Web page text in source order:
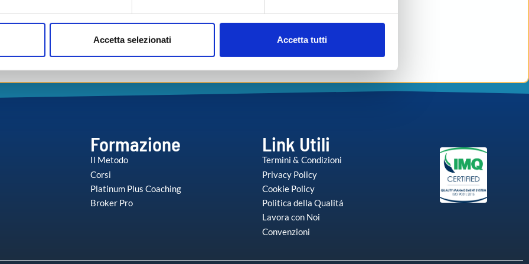
in qualsiasi momento dalla Dichiarazione sui cookie.
Accetta selezionati Accetta tutti
Formazione
Il Metodo
Corsi
Platinum Plus Coaching
Broker Pro
Link Utili
Termini & Condizioni
Privacy Policy
Cookie Policy
Politica della Qualitá
Lavora con Noi
Convenzioni